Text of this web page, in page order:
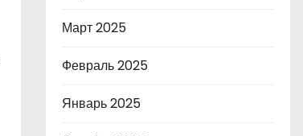
Март 2025
Февраль 2025
Январь 2025